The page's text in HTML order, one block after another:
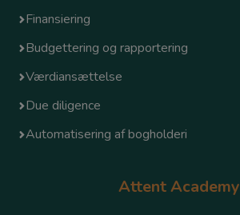
Finansiering
Budgettering og rapportering
Værdiansættelse
Due diligence
Automatisering af bogholderi
Attent Academy